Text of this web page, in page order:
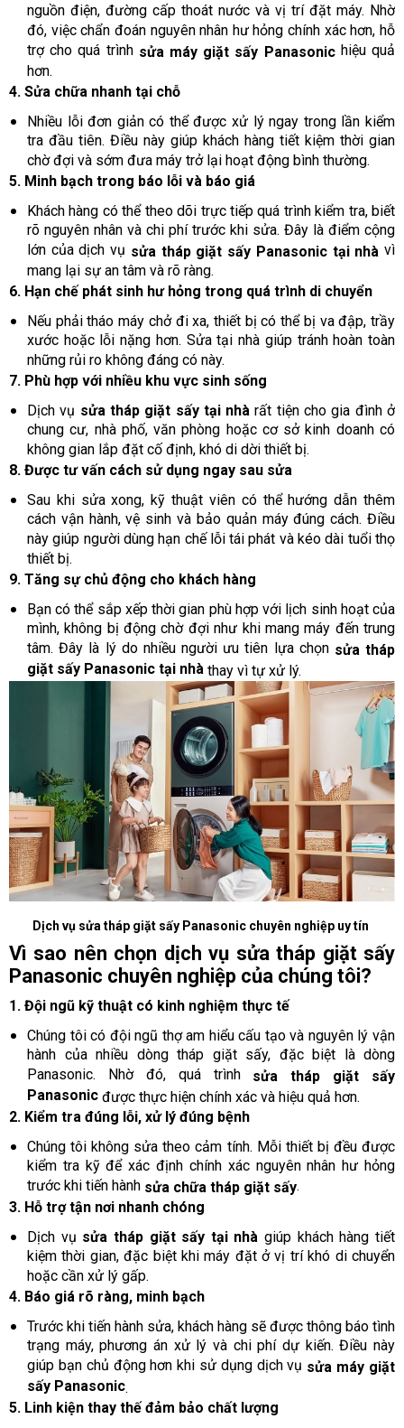
nguồn điện, đường cấp thoát nước và vị trí đặt máy. Nhờ
đó, việc chẩn đoán nguyên nhân hư hỏng chính xác hơn, hỗ
trợ cho quá trình sửa máy giặt sấy Panasonichiệu quả
hơn.
4. Sửa chữa nhanh tại chỗ
Nhiều lỗi đơn giản có thể được xử lý ngay trong lần kiểm
tra đầu tiên. Điều này giúp khách hàng tiết kiệm thời gian
chờ đợi và sớm đưa máy trở lại hoạt động bình thường.
5. Minh bạch trong báo lỗi và báo giá
Khách hàng có thể theo dõi trực tiếp quá trình kiểm tra, biết
rõ nguyên nhân và chi phí trước khi sửa. Đây là điểm cộng
lớn của dịch vụ sửa tháp giặt sấy Panasonic tại nhà vì
mang lại sự an tâm và rõ ràng.
6. Hạn chế phát sinh hư hỏng trong quá trình di chuyển
Nếu phải tháo máy chở đi xa, thiết bị có thể bị va đập, trầy
xước hoặc lỗi nặng hơn. Sửa tại nhà giúp tránh hoàn toàn
những rủi ro không đáng có này.
7. Phù hợp với nhiều khu vực sinh sống
Dịch vụ sửa tháp giặt sấy tại nhà rất tiện cho gia đình ở
chung cư, nhà phố, văn phòng hoặc cơ sở kinh doanh có
không gian lắp đặt cố định, khó di dời thiết bị.
8. Được tư vấn cách sử dụng ngay sau sửa
Sau khi sửa xong, kỹ thuật viên có thể hướng dẫn thêm
cách vận hành, vệ sinh và bảo quản máy đúng cách. Điều
này giúp người dùng hạn chế lỗi tái phát và kéo dài tuổi thọ
thiết bị.
9. Tăng sự chủ động cho khách hàng
Bạn có thể sắp xếp thời gian phù hợp với lịch sinh hoạt của
mình, không bị động chờ đợi như khi mang máy đến trung
tâm. Đây là lý do nhiều người ưu tiên lựa chọn sửa tháp
giặt sấy Panasonic tại nhà thay vì tự xử lý.
Dịch vụ sửa tháp giặt sấy Panasonic chuyên nghiệp uy tín
Vì sao nên chọn dịch vụ sửa tháp giặt sấy
Panasonic chuyên nghiệp của chúng tôi?
1. Đội ngũ kỹ thuật có kinh nghiệm thực tế
Chúng tôi có đội ngũ thợ am hiểu cấu tạo và nguyên lý vận
hành của nhiều dòng tháp giặt sấy, đặc biệt là dòng
Panasonic. Nhờ đó, quá trình sửa tháp giặt sấy
Panasonic được thực hiện chính xác và hiệu quả hơn.
2. Kiểm tra đúng lỗi, xử lý đúng bệnh
Chúng tôi không sửa theo cảm tính. Mỗi thiết bị đều được
kiểm tra kỹ để xác định chính xác nguyên nhân hư hỏng
trước khi tiến hành sửa chữa tháp giặt sấy.
3. Hỗ trợ tận nơi nhanh chóng
Dịch vụ sửa tháp giặt sấy tại nhà giúp khách hàng tiết
kiệm thời gian, đặc biệt khi máy đặt ở vị trí khó di chuyển
hoặc cần xử lý gấp.
4. Báo giá rõ ràng, minh bạch
Trước khi tiến hành sửa, khách hàng sẽ được thông báo tình
trạng máy, phương án xử lý và chi phí dự kiến. Điều này
giúp bạn chủ động hơn khi sử dụng dịch vụ sửa máy giặt
sấy Panasonic.
5. Linh kiện thay thế đảm bảo chất lượng